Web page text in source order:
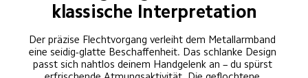
klassische Interpretation
Der präzise Flechtvorgang verleiht dem Metallarmband
eine seidig-glatte Beschaffenheit. Das schlanke Design
passt sich nahtlos deinem Handgelenk an – du spürst